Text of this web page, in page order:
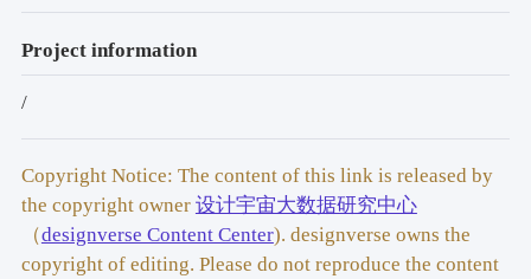
Project information
/
Copyright Notice: The content of this link is released by
the copyright owner 设计宇宙大数据研究中心
（designverse Content Center). designverse owns the
copyright of editing. Please do not reproduce the content